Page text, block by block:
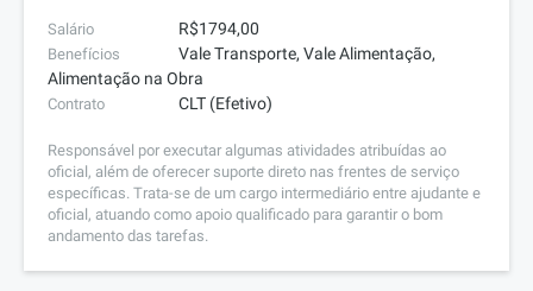
Salário R$1794,00
Benefícios
Vale Transporte, Vale Alimentação,
Alimentação na Obra
Contrato CLT (Efetivo)
Responsável por executar algumas atividades atribuídas ao
oficial, além de oferecer suporte direto nas frentes de serviço
específicas. Trata-se de um cargo intermediário entre ajudante e
oficial, atuando como apoio qualificado para garantir o bom
andamento das tarefas.